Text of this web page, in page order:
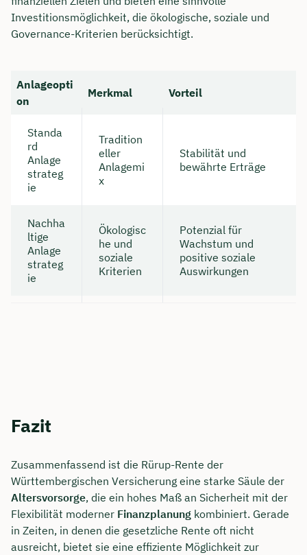
Investitionsmöglichkeit, die ökologische, soziale und
Governance-Kriterien berücksichtigt.
Anlageopti
on
Merkmal Vorteil
Standa
rd
Anlage
strateg
ie
Tradition
eller
Anlagemi
x
Stabilität und
bewährte Erträge
Nachha
ltige
Anlage
strateg
ie
Ökologisc
he und
soziale
Kriterien
Potenzial für
Wachstum und
positive soziale
Auswirkungen
Fazit
Zusammenfassend ist die Rürup-Rente der
Württembergischen Versicherung eine starke Säule der
Altersvorsorge, die ein hohes Maß an Sicherheit mit der
Flexibilität moderner Finanzplanung kombiniert. Gerade
in Zeiten, in denen die gesetzliche Rente oft nicht
ausreicht, bietet sie eine effiziente Möglichkeit zur